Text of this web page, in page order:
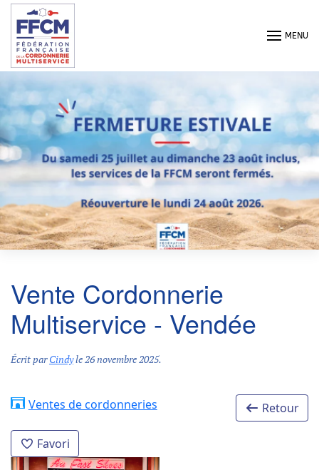
Passer au contenu principal MENU
Vente Cordonnerie
Multiservice - Vendée
Écrit parCindyle26 novembre 2025.
Retour
Ventes de cordonneries
Favori